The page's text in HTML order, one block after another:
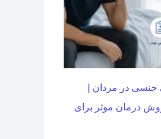
جنسی در مردان |
3 روش درمان موثر برای